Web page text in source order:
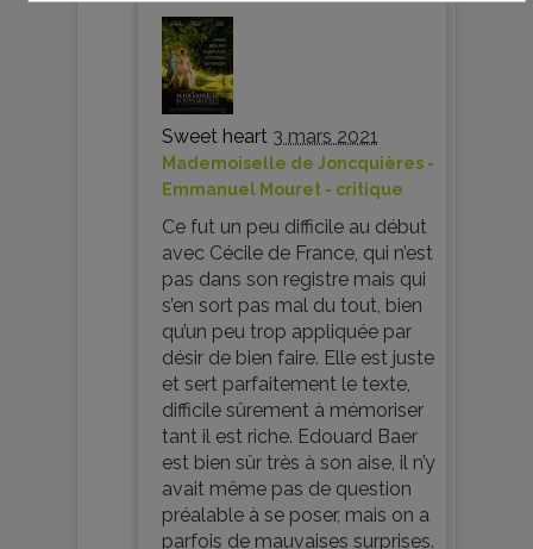
Sweet heart 3 mars 2021
Mademoiselle de Joncquières -
Emmanuel Mouret - critique
Ce fut un peu difficile au début
avec Cécile de France, qui n’est
pas dans son registre mais qui
s’en sort pas mal du tout, bien
qu’un peu trop appliquée par
désir de bien faire. Elle est juste
et sert parfaitement le texte,
difficile sûrement à mémoriser
tant il est riche. Edouard Baer
est bien sûr très à son aise, il n’y
avait même pas de question
préalable à se poser, mais on a
parfois de mauvaises surprises.